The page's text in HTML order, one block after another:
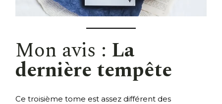
Mon avis : La
dernière tempête
Ce troisième tome est assez différent des